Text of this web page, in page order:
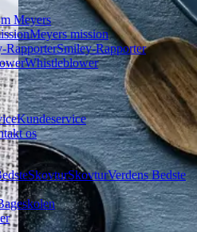
Meyers
Meyers mission
RapporterSmiley-Rapporter
Whistleblower
Kundeservice
os
SkovturSkovturVerdens Bedste